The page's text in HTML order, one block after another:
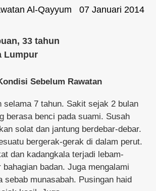
Al-Qayyum 07 Januari 2014
33 tahun
Lumpur
Sebelum Rawatan
selama 7 tahun. Sakit sejak 2 bulan
berasa benci pada suami. Susah
solat dan jantung berdebar-debar.
bergerak-gerak di dalam perut.
dan kadangkala terjadi lebam-
bahagian badan. Juga mengalami
sebab munasabah. Pusingan haid